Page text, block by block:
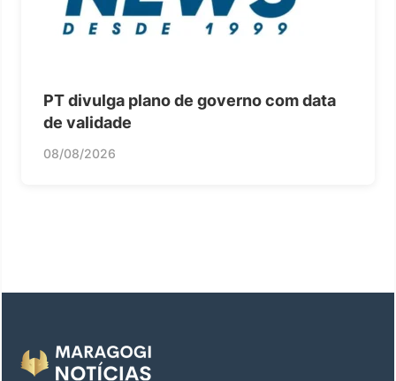
PT divulga plano de governo com data
de validade
08/08/2026